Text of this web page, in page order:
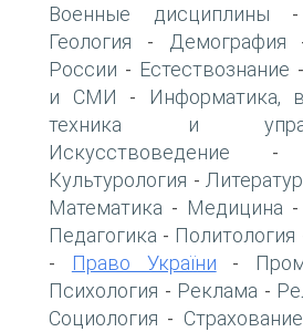
Военные дисциплины
Геология - Демография
России - Естествознание -
и СМИ -
Информатика,
техника и
Искусствоведение
Культурология -
Математика - Медицина -
Педагогика - Политология
- Право України -
Психология - Реклама -
Социология - Страхование